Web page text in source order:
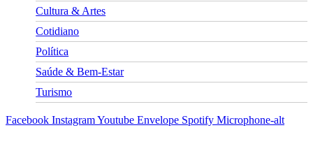
Cultura & Artes
Cotidiano
Política
Saúde & Bem-Estar
Turismo
Facebook InstagramYoutube Envelope Spotify Microphone-alt